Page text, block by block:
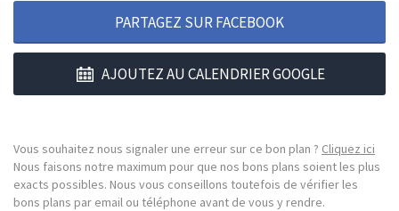
PARTAGEZ SUR FACEBOOK
AJOUTEZ AU CALENDRIER GOOGLE
Vous souhaitez nous signaler une erreur sur ce bon plan ? Cliquez ici
Nous faisons notre maximum pour que nos bons plans soient les plus
exacts possibles. Nous vous conseillons toutefois de vérifier les
bons plans par email ou téléphone avant de vous y rendre.